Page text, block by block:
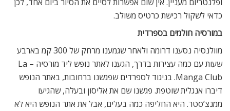
כדאי לשקול רכישת כרטיס משולב.
במורסיה חולמים בספרדית
מוולנסיה נסענו דרומה ולאחר שגמענו מרחק של 300 קמ בארבע
שעות עם כמה עצירות בדרך, הגענו לאתר נופש ליד מורסיה – La
Manga Club. בניגוד לספרדים שפגשנו ברחובות, באתר הנופש
דיברו אנגלית שוטפת. פגשנו שם את אליסון ובעלה, שהגיעו
ממנצ’סטר. היא החליפה כמה בעלים, אבל את אתר הנופש היא לא